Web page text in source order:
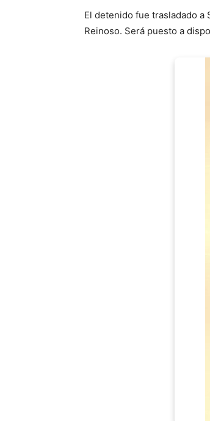
El detenido fue trasladado
Reinoso. Será puesto a